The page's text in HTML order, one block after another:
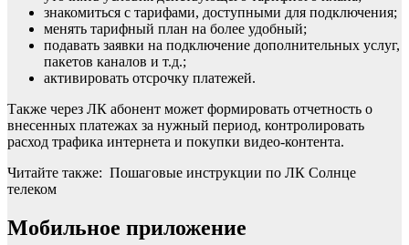
знакомиться с тарифами, доступными для подключения;
менять тарифный план на более удобный;
подавать заявки на подключение дополнительных услуг,
пакетов каналов и т.д.;
активировать отсрочку платежей.
Также через ЛК абонент может формировать отчетность о
внесенных платежах за нужный период, контролировать
расход трафика интернета и покупки видео-контента.
Читайте также: Пошаговые инструкции по ЛК Солнце
телеком
Мобильное приложение